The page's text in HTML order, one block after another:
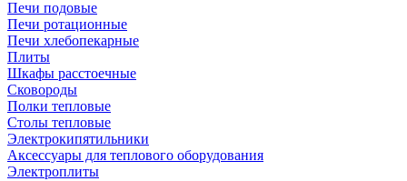
Печи подовые
Печи ротационные
Печи хлебопекарные
Плиты
Шкафы расстоечные
Сковороды
Полки тепловые
Столы тепловые
Электрокипятильники
Аксессуары для теплового оборудования
Электроплиты